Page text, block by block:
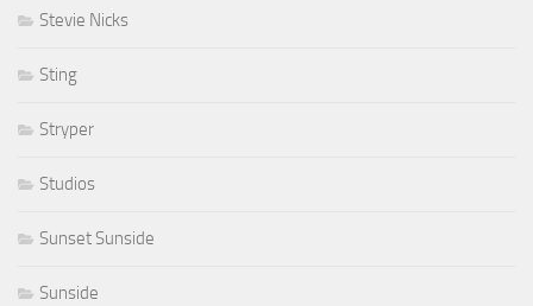
Stevie Nicks
Sting
Stryper
Studios
Sunset Sunside
Sunside